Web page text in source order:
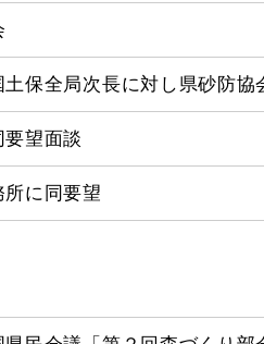
保全局次長に対し県砂防協
望面談
に同要望